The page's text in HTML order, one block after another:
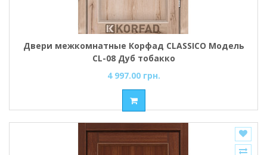
Двери межкомнатные Корфад CLASSICO Модель
CL-08 Дуб тобакко
4 997.00 грн.